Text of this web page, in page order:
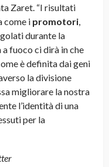
Zaret. “I risultati
come i promotori,
durante la
fuoco ci dirà in che
è definita dai geni
la divisione
migliorare la nostra
l’identità di una
per la